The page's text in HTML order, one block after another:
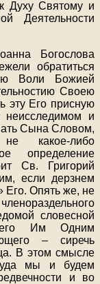
Духу Святому и
Деятельности
Богослова
обратиться
Воли Божией
Своею
эту Его присную
неисследимом и
Сына Словом,
какое-либо
определение
Св. Григорий
если дерзнем
Его. Опять же, не
словесной
Им Одним
– сиречь
В этом смысле
мы и будем
и во